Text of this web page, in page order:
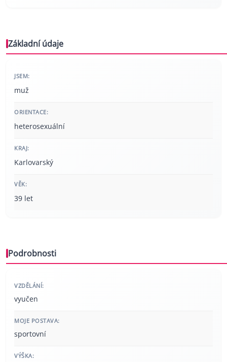
Základní údaje
JSEM:
muž
ORIENTACE:
heterosexuální
KRAJ:
Karlovarský
VĚK:
39 let
Podrobnosti
VZDĚLÁNÍ:
vyučen
MOJE POSTAVA:
sportovní
VÝŠKA: